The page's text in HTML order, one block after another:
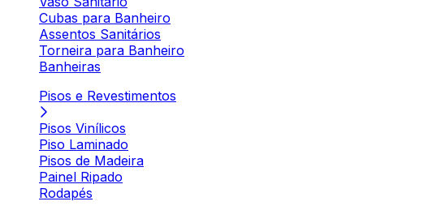
Cubas para Banheiro
Assentos Sanitários
Torneira para Banheiro
Banheiras
Pisos e Revestimentos
Pisos Vinílicos
Piso Laminado
Pisos de Madeira
Painel Ripado
Rodapés